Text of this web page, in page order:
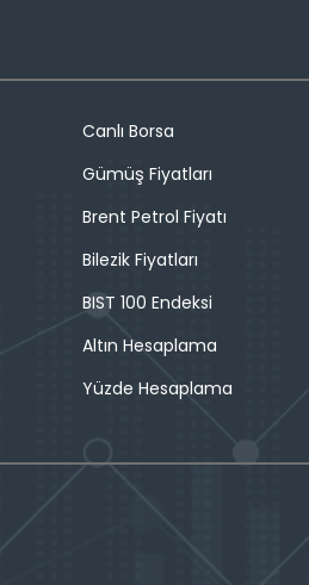
Canlı Borsa
Gümüş Fiyatları
Brent Petrol Fiyatı
Bilezik Fiyatları
BIST 100 Endeksi
Altın Hesaplama
Yüzde Hesaplama